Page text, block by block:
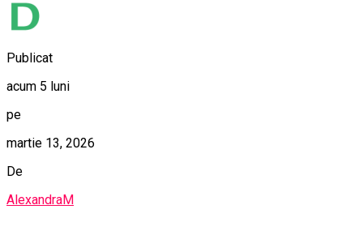
Publicat
acum 5 luni
pe
martie 13, 2026
De
AlexandraM